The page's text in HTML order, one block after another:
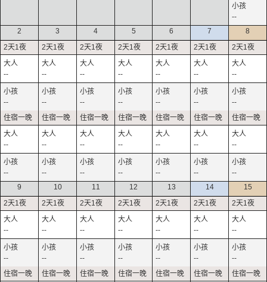
--
2
--
--
--
--
3
--
--
--
--
4
--
--
--
--
5
--
--
--
--
6
--
--
--
--
7
--
--
--
--
8
--
--
--
--
9
--
--
10
--
--
11
--
--
12
--
--
13
--
--
14
--
--
15
--
--